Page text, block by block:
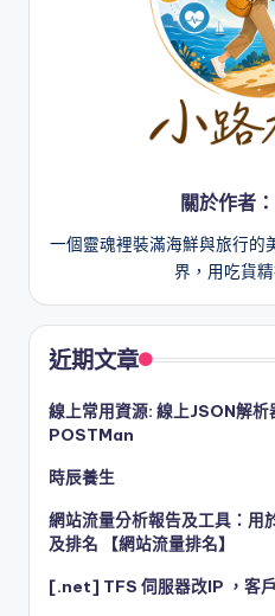
關於作者
一個靈魂裡裝滿海鮮與旅行的
界，用吃貨
近期文章
線上常用資源: 線上JSON解
POSTMan
時辰養生
網站流量分析報告及工具：用
及排名 【網站流量排名】
[.net] TFS 伺服器改IP ，客